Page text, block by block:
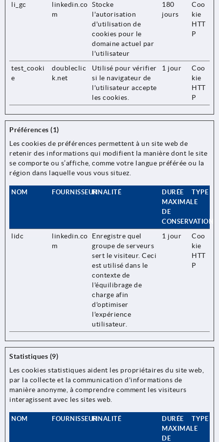
li_gc
linkedin.co
m
Stocke
l'autorisation
d'utilisation de
cookies pour le
domaine actuel par
l'utilisateur
180
jours
Coo
kie
HTT
P
test_cooki
e
doubleclic
k.net
Utilisé pour vérifier
si le navigateur de
l'utilisateur accepte
les cookies.
1 jour
Coo
kie
HTT
P
Préférences (1)
Les cookies de préférences permettent à un site web de
retenir des informations qui modifient la manière dont le site
se comporte ou s’affiche, comme votre langue préférée ou la
région dans laquelle vous vous situez.
NOM FOURNISSEURFINALITÉ
DURÉE
MAXIMALE
DE
CONSERVATION
TYPE
lidc
linkedin.co
m
Enregistre quel
groupe de serveurs
sert le visiteur. Ceci
est utilisé dans le
contexte de
l'équilibrage de
charge afin
d'optimiser
l'expérience
utilisateur.
1 jour
Coo
kie
HTT
P
Statistiques (9)
Les cookies statistiques aident les propriétaires du site web,
par la collecte et la communication d'informations de
manière anonyme, à comprendre comment les visiteurs
interagissent avec les sites web.
NOM FOURNISSEURFINALITÉ
DURÉE
MAXIMALE
DE
TYPE